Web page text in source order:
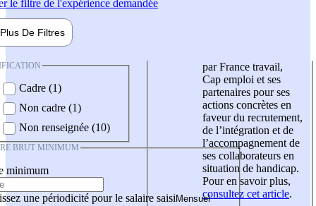
le filtre de l'expérience demandée
Plus De Filtres
Cadre (1)
Non cadre (1)
Non renseignée (10)
BRUT MINIMUM
minimum
une périodicité pour le salaire saisi
par France travail,
Cap emploi et ses
partenaires pour ses
actions concrètes en
faveur du recrutement,
de l’intégration et de
l’accompagnement de
ses collaborateurs en
situation de handicap.
Pour en savoir plus,
consultez cet article.